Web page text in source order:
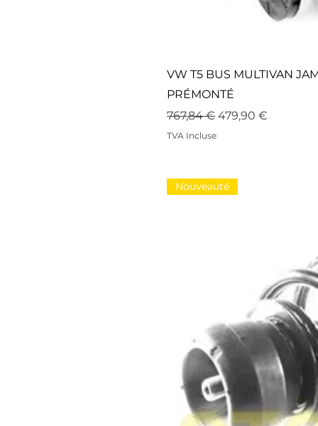
VW T5 BUS MULTIVAN
PRÉMONTÉ
Prix original
767,84 € Prix
479,90 €
TVA Incluse
Nouveauté